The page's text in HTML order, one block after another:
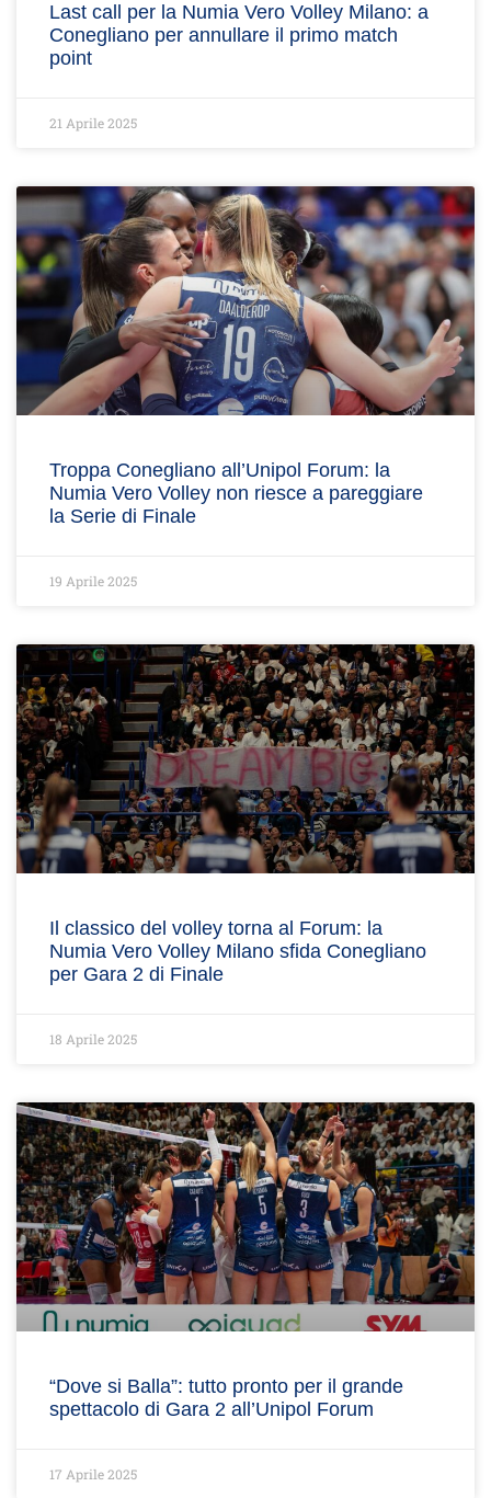
Last call per la Numia Vero Volley Milano: a
Conegliano per annullare il primo match
point
21 Aprile 2025
Troppa Conegliano all’Unipol Forum: la
Numia Vero Volley non riesce a pareggiare
la Serie di Finale
19 Aprile 2025
Il classico del volley torna al Forum: la
Numia Vero Volley Milano sfida Conegliano
per Gara 2 di Finale
18 Aprile 2025
“Dove si Balla”: tutto pronto per il grande
spettacolo di Gara 2 all’Unipol Forum
17 Aprile 2025